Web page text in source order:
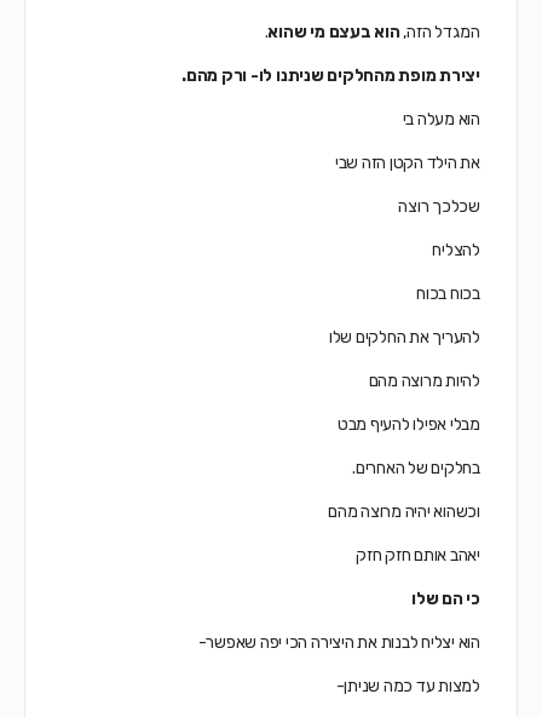
המגדל הזה,הוא בעצם מי שהוא.
יצירת מופת מהחלקים שניתנו לו- ורק מהם.
הוא מעלה בי
את הילד הקטן הזה שבי
שכלכך רוצה
להצליח
בכוח בכוח
להעריך את החלקים שלו
להיות מרוצה מהם
מבלי אפילו להעיף מבט
בחלקים של האחרים.
וכשהוא יהיה מרוצה מהם
יאהב אותם חזק חזק
כי הם שלו
הוא יצליח לבנות את היצירה הכי יפה שאפשר-
למצות עד כמה שניתן-